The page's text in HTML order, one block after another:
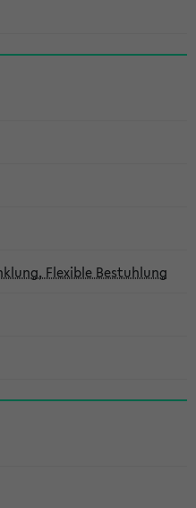
Flexible Bestuhlung